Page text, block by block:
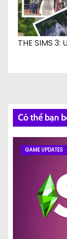
THE SIMS 3:
Có thể bạn
GAME UPDATES